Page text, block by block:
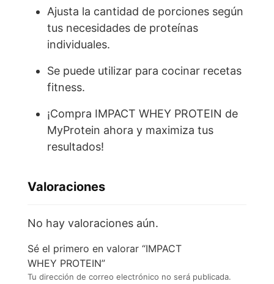
Ajusta la cantidad de porciones según
tus necesidades de proteínas
individuales.
Se puede utilizar para cocinar recetas
fitness.
¡Compra IMPACT WHEY PROTEIN de
MyProtein ahora y maximiza tus
resultados!
Valoraciones
No hay valoraciones aún.
Sé el primero en valorar “IMPACT
WHEY PROTEIN”
Tu dirección de correo electrónico no será publicada.